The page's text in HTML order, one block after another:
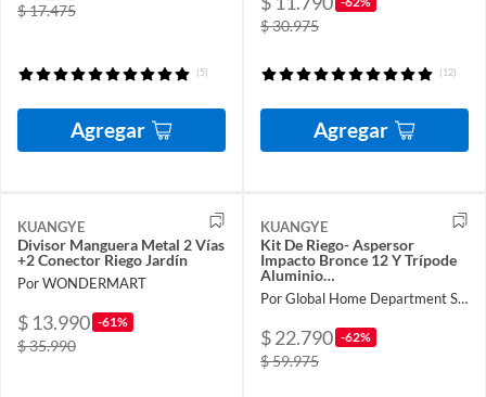
$ 17.475
(5)
Agregar
$ 30.975
(12)
Agregar
KUANGYE
Divisor Manguera Metal 2 Vías
+2 Conector Riego Jardín
Por WONDERMART
$ 13.990 -61%
$ 35.990
KUANGYE
Kit De Riego- Aspersor
Impacto Bronce 12 Y Trípode
Aluminio…
Por Global Home Department Store
$ 22.790 -62%
$ 59.975